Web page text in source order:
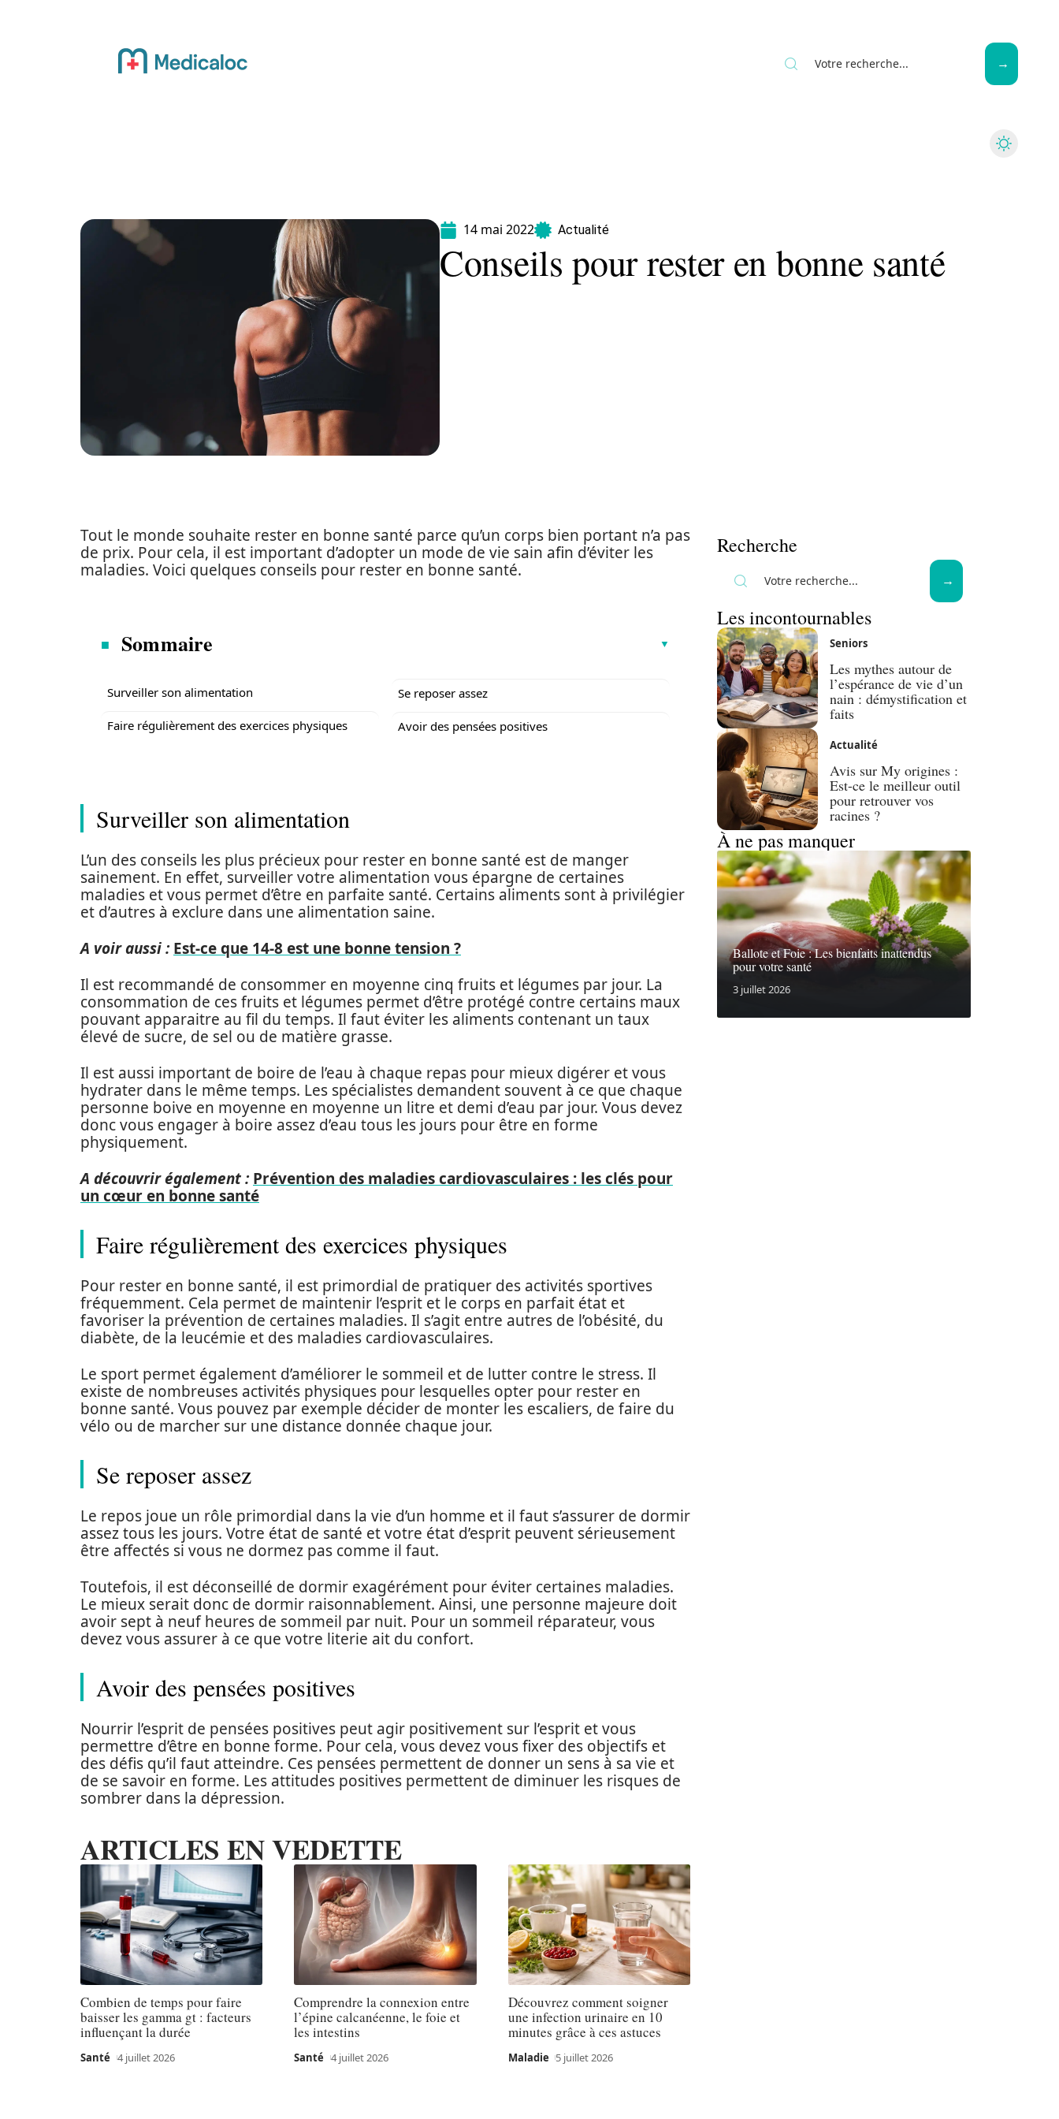
14 mai 2022 Actualité
Conseils pour rester en bonne santé
Tout le monde souhaite rester en bonne santé parce qu’un corps bien portant n’a pas
de prix. Pour cela, il est important d’adopter un mode de vie sain afin d’éviter les
maladies. Voici quelques conseils pour rester en bonne santé.
Sommaire
Surveiller son alimentation
Faire régulièrement des exercices physiques
Se reposer assez
Avoir des pensées positives
Surveiller son alimentation
L’un des conseils les plus précieux pour rester en bonne santé est de manger
sainement. En effet, surveiller votre alimentation vous épargne de certaines
maladies et vous permet d’être en parfaite santé. Certains aliments sont à privilégier
et d’autres à exclure dans une alimentation saine.
A voir aussi : Est-ce que 14-8 est une bonne tension ?
Il est recommandé de consommer en moyenne cinq fruits et légumes par jour. La
consommation de ces fruits et légumes permet d’être protégé contre certains maux
pouvant apparaitre au fil du temps. Il faut éviter les aliments contenant un taux
élevé de sucre, de sel ou de matière grasse.
Il est aussi important de boire de l’eau à chaque repas pour mieux digérer et vous
hydrater dans le même temps. Les spécialistes demandent souvent à ce que chaque
personne boive en moyenne en moyenne un litre et demi d’eau par jour. Vous devez
donc vous engager à boire assez d’eau tous les jours pour être en forme
physiquement.
A découvrir également : Prévention des maladies cardiovasculaires : les clés pour
un cœur en bonne santé
Faire régulièrement des exercices physiques
Pour rester en bonne santé, il est primordial de pratiquer des activités sportives
fréquemment. Cela permet de maintenir l’esprit et le corps en parfait état et
favoriser la prévention de certaines maladies. Il s’agit entre autres de l’obésité, du
diabète, de la leucémie et des maladies cardiovasculaires.
Le sport permet également d’améliorer le sommeil et de lutter contre le stress. Il
existe de nombreuses activités physiques pour lesquelles opter pour rester en
bonne santé. Vous pouvez par exemple décider de monter les escaliers, de faire du
vélo ou de marcher sur une distance donnée chaque jour.
Se reposer assez
Le repos joue un rôle primordial dans la vie d’un homme et il faut s’assurer de dormir
assez tous les jours. Votre état de santé et votre état d’esprit peuvent sérieusement
être affectés si vous ne dormez pas comme il faut.
Toutefois, il est déconseillé de dormir exagérément pour éviter certaines maladies.
Le mieux serait donc de dormir raisonnablement. Ainsi, une personne majeure doit
avoir sept à neuf heures de sommeil par nuit. Pour un sommeil réparateur, vous
devez vous assurer à ce que votre literie ait du confort.
Avoir des pensées positives
Nourrir l’esprit de pensées positives peut agir positivement sur l’esprit et vous
permettre d’être en bonne forme. Pour cela, vous devez vous fixer des objectifs et
des défis qu’il faut atteindre. Ces pensées permettent de donner un sens à sa vie et
de se savoir en forme. Les attitudes positives permettent de diminuer les risques de
sombrer dans la dépression.
ARTICLES EN VEDETTE
Combien de temps pour faire
baisser les gamma gt : facteurs
influençant la durée
Santé 4 juillet 2026
Comprendre la connexion entre
l’épine calcanéenne, le foie et
les intestins
Santé 4 juillet 2026
Découvrez comment soigner
une infection urinaire en 10
minutes grâce à ces astuces
Maladie 5 juillet 2026
Recherche
Les incontournables
Seniors
Les mythes autour de
l’espérance de vie d’un
nain : démystification et
faits
Actualité
Avis sur My origines :
Est-ce le meilleur outil
pour retrouver vos
racines ?
À ne pas manquer
Ballote et Foie : Les bienfaits inattendus
pour votre santé
3 juillet 2026